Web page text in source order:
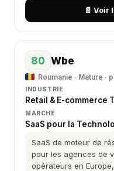
📄 Voir
80 Wbe
Roumanie · Mature ·
INDUSTRIE
Retail & E-commerce
MARCHÉ
SaaS pour la
SaaS de moteur de
pour les agences de
opérateurs en